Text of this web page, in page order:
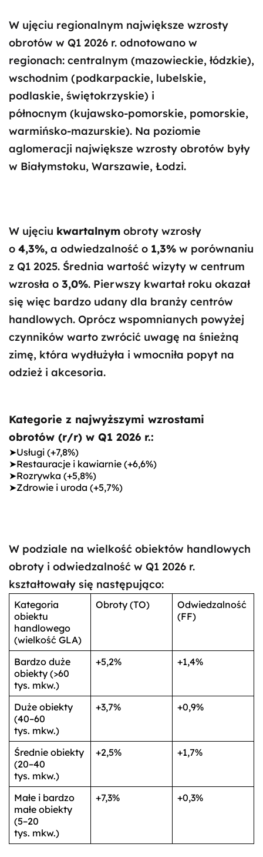
W ujęciu regionalnym największe wzrosty
obrotów w Q1 2026 r. odnotowano w
regionach: centralnym (mazowieckie, łódzkie),
wschodnim (podkarpackie, lubelskie,
podlaskie, świętokrzyskie) i
północnym (kujawsko-pomorskie, pomorskie,
warmińsko-mazurskie). Na poziomie
aglomeracji największe wzrosty obrotów były
w Białymstoku, Warszawie, Łodzi.
W ujęciu kwartalnym obroty wzrosły
o 4,3%, a odwiedzalność o 1,3% w porównaniu
z Q1 2025. Średnia wartość wizyty w centrum
wzrosła o 3,0%. Pierwszy kwartał roku okazał
się więc bardzo udany dla branży centrów
handlowych. Oprócz wspomnianych powyżej
czynników warto zwrócić uwagę na śnieżną
zimę, która wydłużyła i wmocniła popyt na
odzież i akcesoria.
Kategorie z najwyższymi wzrostami
obrotów (r/r) w Q1 2026 r.:
➤Usługi (+7,8%)
➤Restauracje i kawiarnie (+6,6%)
➤Rozrywka (+5,8%)
➤Zdrowie i uroda (+5,7%)
W podziale na wielkość obiektów handlowych
obroty i odwiedzalność w Q1 2026 r.
kształtowały się następująco:
Kategoria
obiektu
handlowego
(wielkość GLA)
Obroty (TO)
Odwiedzalność
(FF)
Bardzo duże
obiekty (>60
tys. mkw.)
+5,2% +1,4%
Duże obiekty
(40–60
tys. mkw.)
+3,7% +0,9%
Średnie obiekty
(20–40
tys. mkw.)
+2,5% +1,7%
Małe i bardzo
małe obiekty
(5–20
tys. mkw.)
+7,3% +0,3%